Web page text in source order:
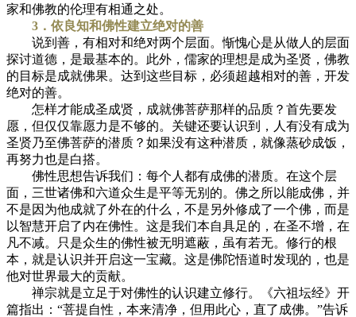
家和佛教的伦理有相通之处。
3．依良知和佛性建立绝对的善
说到善，有相对和绝对两个层面。惭愧心是从做人的层面
探讨道德，是最基本的。此外，儒家的理想是成为圣贤，佛教
的目标是成就佛果。达到这些目标，必须超越相对的善，开发
绝对的善。
怎样才能成圣成贤，成就佛菩萨那样的品质？首先要发
愿，但仅仅靠愿力是不够的。关键还要认识到，人有没有成为
圣贤乃至佛菩萨的潜质？如果没有这种潜质，就像蒸砂成饭，
再努力也是白搭。
佛性思想告诉我们：每个人都有成佛的潜质。在这个层
面，三世诸佛和六道众生是平等无别的。佛之所以能成佛，并
不是因为他成就了外在的什么，不是另外修成了一个佛，而是
以智慧开启了内在佛性。这是我们本自具足的，在圣不增，在
凡不减。只是众生的佛性被无明遮蔽，虽有若无。修行的根
本，就是认识并开启这一宝藏。这是佛陀悟道时发现的，也是
他对世界最大的贡献。
禅宗就是立足于对佛性的认识建立修行。《六祖坛经》开
篇指出：“菩提自性，本来清净，但用此心，直了成佛。”告诉